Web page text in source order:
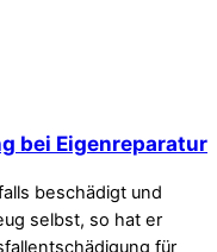
bei Eigenreparatur
beschädigt und
selbst, so hat er
für